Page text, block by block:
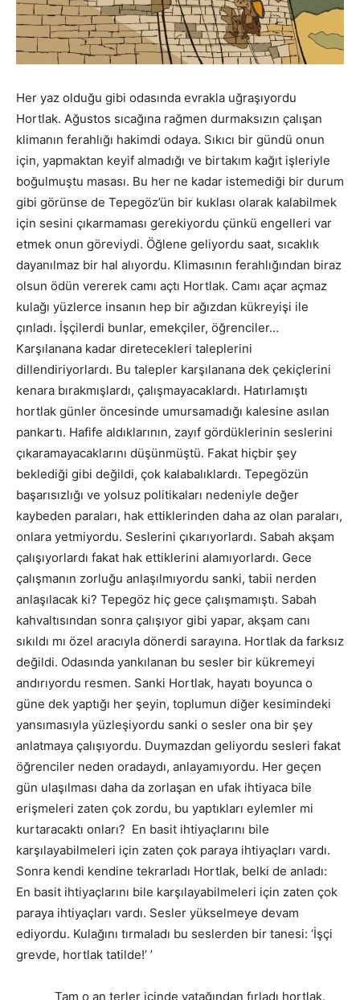
Her yaz olduğu gibi odasında evrakla uğraşıyordu
Hortlak. Ağustos sıcağına rağmen durmaksızın çalışan
klimanın ferahlığı hakimdi odaya. Sıkıcı bir gündü onun
için, yapmaktan keyif almadığı ve birtakım kağıt işleriyle
boğulmuştu masası. Bu her ne kadar istemediği bir durum
gibi görünse de Tepegöz’ün bir kuklası olarak kalabilmek
için sesini çıkarmaması gerekiyordu çünkü engelleri var
etmek onun göreviydi. Öğlene geliyordu saat, sıcaklık
dayanılmaz bir hal alıyordu. Klimasının ferahlığından biraz
olsun ödün vererek camı açtı Hortlak. Camı açar açmaz
kulağı yüzlerce insanın hep bir ağızdan kükreyişi ile
çınladı. İşçilerdi bunlar, emekçiler, öğrenciler…
Karşılanana kadar diretecekleri taleplerini
dillendiriyorlardı. Bu talepler karşılanana dek çekiçlerini
kenara bırakmışlardı, çalışmayacaklardı. Hatırlamıştı
hortlak günler öncesinde umursamadığı kalesine asılan
pankartı. Hafife aldıklarının, zayıf gördüklerinin seslerini
çıkaramayacaklarını düşünmüştü. Fakat hiçbir şey
beklediği gibi değildi, çok kalabalıklardı. Tepegözün
başarısızlığı ve yolsuz politikaları nedeniyle değer
kaybeden paraları, hak ettiklerinden daha az olan paraları,
onlara yetmiyordu. Seslerini çıkarıyorlardı. Sabah akşam
çalışıyorlardı fakat hak ettiklerini alamıyorlardı. Gece
çalışmanın zorluğu anlaşılmıyordu sanki, tabii nerden
anlaşılacak ki? Tepegöz hiç gece çalışmamıştı. Sabah
kahvaltısından sonra çalışıyor gibi yapar, akşam canı
sıkıldı mı özel aracıyla dönerdi sarayına. Hortlak da farksız
değildi. Odasında yankılanan bu sesler bir kükremeyi
andırıyordu resmen. Sanki Hortlak, hayatı boyunca o
güne dek yaptığı her şeyin, toplumun diğer kesimindeki
yansımasıyla yüzleşiyordu sanki o sesler ona bir şey
anlatmaya çalışıyordu. Duymazdan geliyordu sesleri fakat
öğrenciler neden oradaydı, anlayamıyordu. Her geçen
gün ulaşılması daha da zorlaşan en ufak ihtiyaca bile
erişmeleri zaten çok zordu, bu yaptıkları eylemler mi
kurtaracaktı onları? En basit ihtiyaçlarını bile
karşılayabilmeleri için zaten çok paraya ihtiyaçları vardı.
Sonra kendi kendine tekrarladı Hortlak, belki de anladı:
En basit ihtiyaçlarını bile karşılayabilmeleri için zaten çok
paraya ihtiyaçları vardı. Sesler yükselmeye devam
ediyordu. Kulağını tırmaladı bu seslerden bir tanesi: ‘İşçi
grevde, hortlak tatilde!’ ’
Tam o an terler içinde yatağından fırladı hortlak.